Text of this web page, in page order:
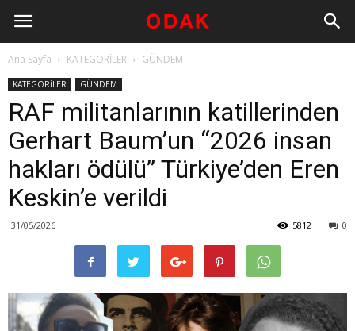
Ana Sayfa KATEGORİLER GÜNDEM
KATEGORİLER GÜNDEM
RAF militanlarının katillerinden
Gerhart Baum’un “2026 insan
hakları ödülü” Türkiye’den Eren
Keskin’e verildi
31/05/2026 0
5812